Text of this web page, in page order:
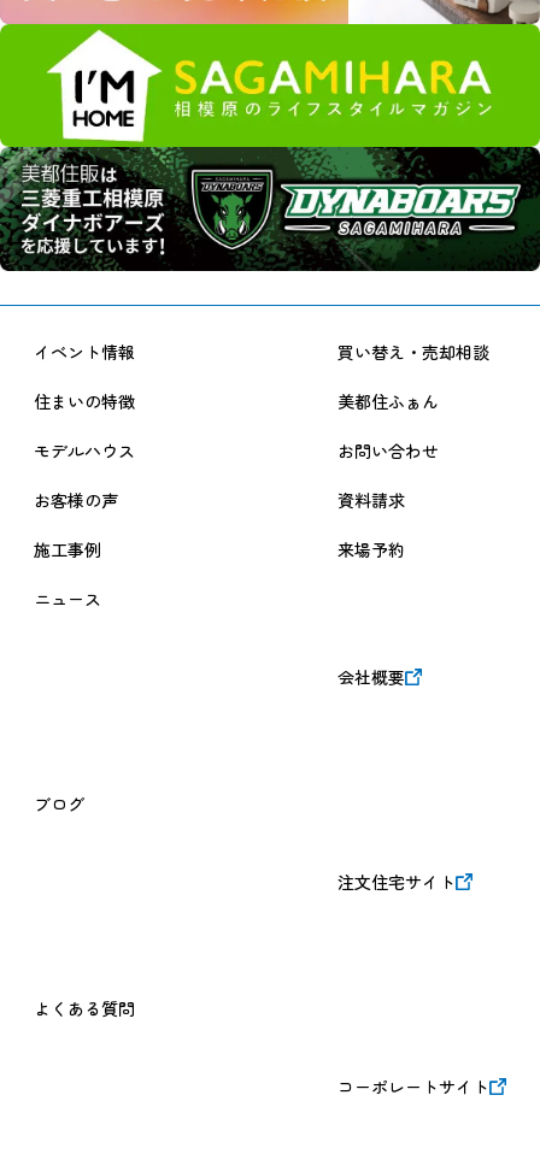
イベント情報
住まいの特徴
モデルハウス
お客様の声
施工事例
ニュース
ブログ
よくある質問
買い替え・売却相談
美都住ふぁん
お問い合わせ
資料請求
来場予約
会社概要
注文住宅サイト
コーポレートサイト